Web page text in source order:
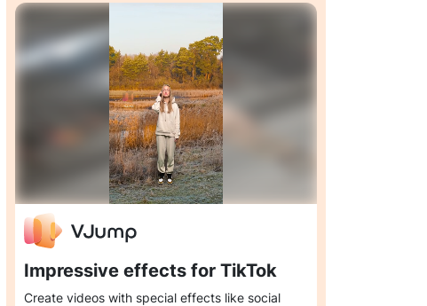
Impressive effects for TikTok
Create videos with special effects like social